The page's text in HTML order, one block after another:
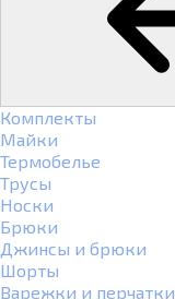
Комплекты
Майки
Термобелье
Трусы
Носки
Брюки
Джинсы и брюки
Шорты
Варежки и перчатки